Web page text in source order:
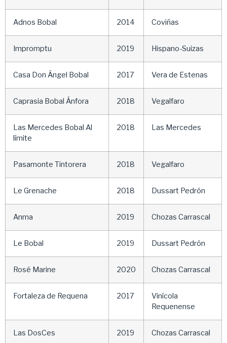
Adnos Bobal 2014 Coviñas
Impromptu 2019 Hispano-Suizas
Casa Don Ángel Bobal 2017 Vera de Estenas
Caprasia Bobal Ánfora 2018 Vegalfaro
Las Mercedes Bobal Al
límite
2018 Las Mercedes
Pasamonte Tintorera 2018 Vegalfaro
Le Grenache 2018 Dussart Pedrón
Anma 2019 Chozas Carrascal
Le Bobal 2019 Dussart Pedrón
Rosé Marine 2020 Chozas Carrascal
Fortaleza de Requena 2017
Vinícola
Requenense
Las DosCes 2019 Chozas Carrascal